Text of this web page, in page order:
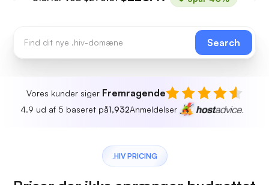
Search
Vores kunder siger Fremragende
4.9 ud af 5 baseret på1,932Anmeldelser
.HIV PRICING